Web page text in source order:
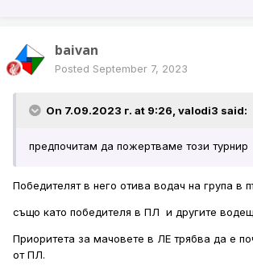
baivan
Posted September 7, 2023
On 7.09.2023 г. at 9:26, valodi3 said:
предпочитам да пожертваме този турнир
Победителят в него отива водач на група в
също като победителя в ПЛ и другите
Приоритета за мачовете в ЛЕ трябва да е
от ПЛ.